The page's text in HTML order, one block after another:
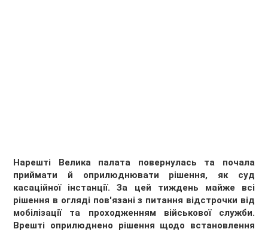
Нарешті Велика палата повернулась та почала
приймати й оприлюднювати рішення, як суд
касаційної інстанції. За цей тиждень майже всі
рішення в огляді пов'язані з питання відстрочки від
мобілізації та проходженням військової служби.
Врешті оприлюднено рішення щодо встановлення